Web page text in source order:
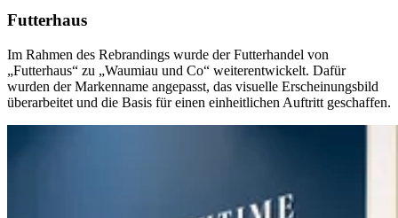
Futterhaus
Im Rahmen des Rebrandings wurde der Futterhandel von
„Futterhaus“ zu „Waumiau und Co“ weiterentwickelt. Dafür
wurden der Markenname angepasst, das visuelle Erscheinungsbild
überarbeitet und die Basis für einen einheitlichen Auftritt geschaffen.